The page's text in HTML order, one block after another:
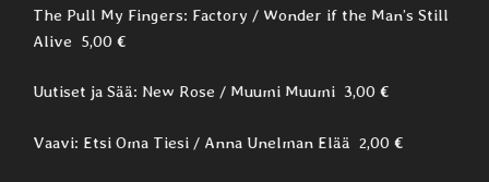
The Pull My Fingers: Factory / Wonder if the Man’s Still
Alive 5,00 €
Uutiset ja Sää: New Rose / Muumi Muumi 3,00 €
Vaavi: Etsi Oma Tiesi / Anna Unelman Elää 2,00 €